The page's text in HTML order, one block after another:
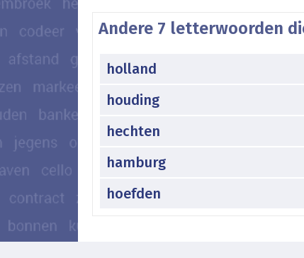
Andere 7 letterwoorden
holland
houding
hechten
hamburg
hoefden